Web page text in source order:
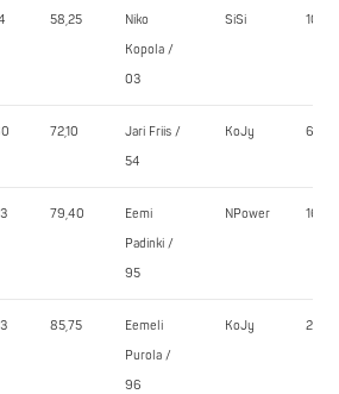
58,25
Niko
Kopola /
03
SiSi 105,0
72,10
Jari Friis /
54
KoJy 65,0
79,40
Eemi
Padinki /
95
NPower 160,0
85,75
Eemeli
Purola /
96
KoJy 205,0